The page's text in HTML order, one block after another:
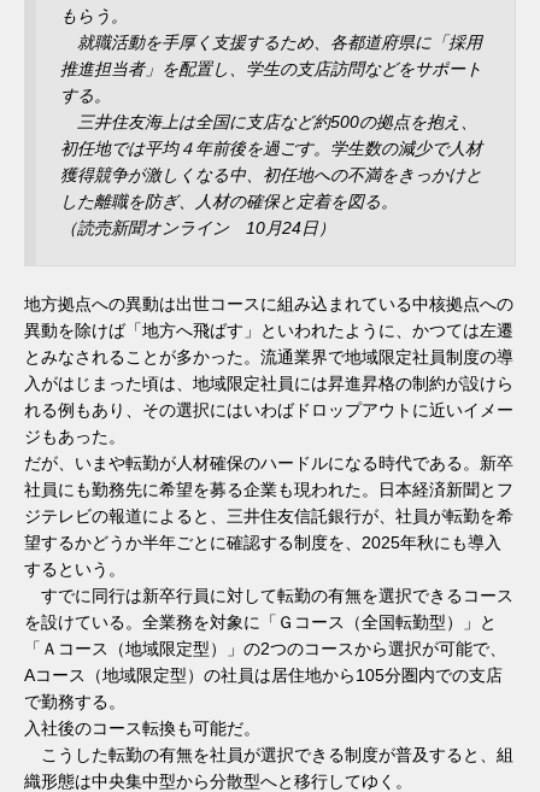
もらう。
就職活動を手厚く支援するため、各都道府県に「採用
推進担当者」を配置し、学生の支店訪問などをサポート
する。
三井住友海上は全国に支店など約500の拠点を抱え、
初任地では平均４年前後を過ごす。学生数の減少で人材
獲得競争が激しくなる中、初任地への不満をきっかけと
した離職を防ぎ、人材の確保と定着を図る。
（読売新聞オンライン 10月24日）
地方拠点への異動は出世コースに組み込まれている中核拠点への
異動を除けば「地方へ飛ばす」といわれたように、かつては左遷
とみなされることが多かった。流通業界で地域限定社員制度の導
入がはじまった頃は、地域限定社員には昇進昇格の制約が設けら
れる例もあり、その選択にはいわばドロップアウトに近いイメー
ジもあった。
だが、いまや転勤が人材確保のハードルになる時代である。新卒
社員にも勤務先に希望を募る企業も現われた。日本経済新聞とフ
ジテレビの報道によると、三井住友信託銀行が、社員が転勤を希
望するかどうか半年ごとに確認する制度を、2025年秋にも導入
するという。
すでに同行は新卒行員に対して転勤の有無を選択できるコース
を設けている。全業務を対象に「Ｇコース（全国転勤型）」と
「Ａコース（地域限定型）」の2つのコースから選択が可能で、
Aコース（地域限定型）の社員は居住地から105分圏内での支店
で勤務する。
入社後のコース転換も可能だ。
こうした転勤の有無を社員が選択できる制度が普及すると、組
織形態は中央集中型から分散型へと移行してゆく。